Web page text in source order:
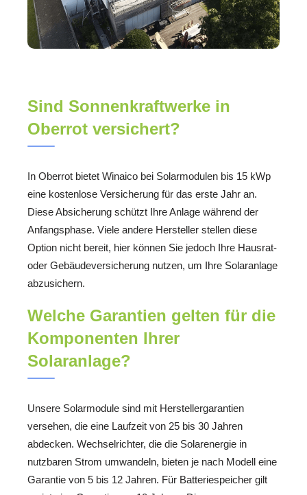
Sind Sonnenkraftwerke in
Oberrot versichert?
In Oberrot bietet Winaico bei Solarmodulen bis 15 kWp
eine kostenlose Versicherung für das erste Jahr an.
Diese Absicherung schützt Ihre Anlage während der
Anfangsphase. Viele andere Hersteller stellen diese
Option nicht bereit, hier können Sie jedoch Ihre Hausrat-
oder Gebäudeversicherung nutzen, um Ihre Solaranlage
abzusichern.
Welche Garantien gelten für die
Komponenten Ihrer
Solaranlage?
Unsere Solarmodule sind mit Herstellergarantien
versehen, die eine Laufzeit von 25 bis 30 Jahren
abdecken. Wechselrichter, die die Solarenergie in
nutzbaren Strom umwandeln, bieten je nach Modell eine
Garantie von 5 bis 12 Jahren. Für Batteriespeicher gilt